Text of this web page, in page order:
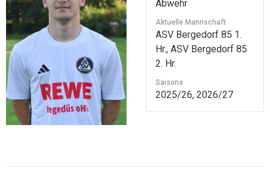
Abwehr
Aktuelle Mannschaft
ASV Bergedorf 85 1.
Hr., ASV Bergedorf 85
2. Hr.
Saisons
2025/26, 2026/27